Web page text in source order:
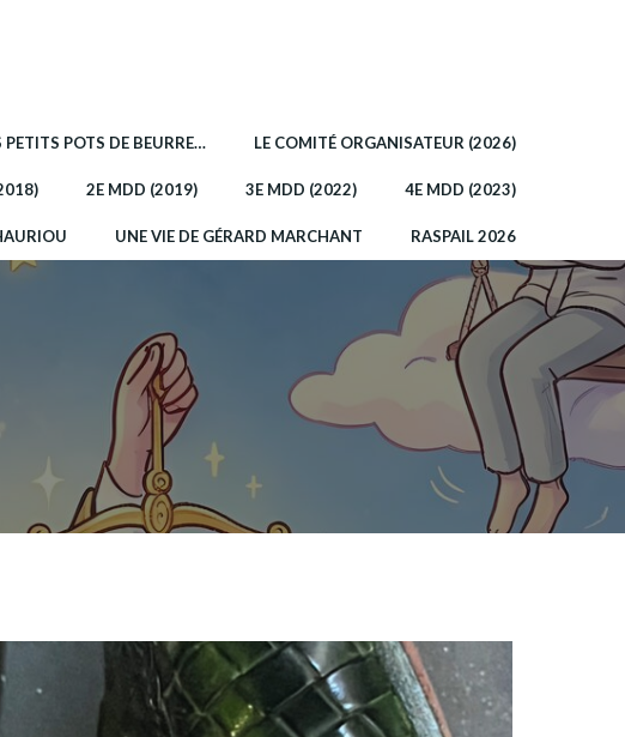
PETITS POTS DE BEURRE… LE COMITÉ ORGANISATEUR (2026)
2E MDD (2019) 3E MDD (2022) 4E MDD (2023)
UNE VIE DE GÉRARD MARCHANT RASPAIL 2026